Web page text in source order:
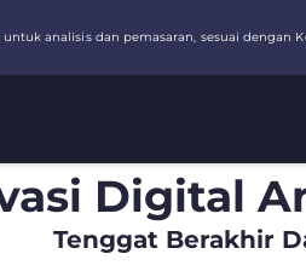
Digital
Tenggat Berakhir